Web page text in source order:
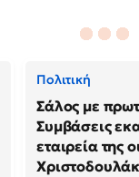
Πολιτική
Σάλος με
Συμβάσεις
εταιρεία της